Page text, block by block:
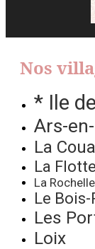
Nos
* Ile
Ars-
La
La Flotte
La Rochelle
Le Bois-
Les
Loix